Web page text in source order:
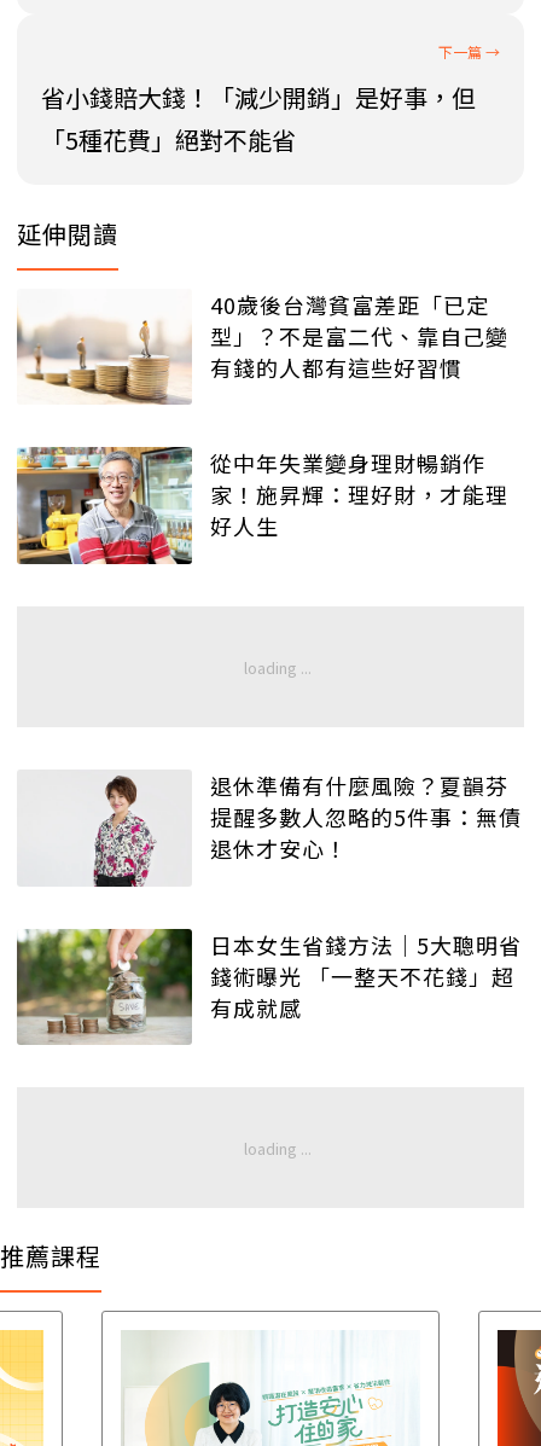
省小錢賠大錢！「減少開銷」是好事，但
「5種花費」絕對不能省
延伸閱讀
40歲後台灣貧富差距「已定
型」？不是富二代、靠自己變
有錢的人都有這些好習慣
從中年失業變身理財暢銷作
家！施昇輝：理好財，才能理
好人生
退休準備有什麼風險？夏韻芬
提醒多數人忽略的5件事：無債
退休才安心！
日本女生省錢方法｜5大聰明省
錢術曝光 「一整天不花錢」超
有成就感
推薦課程